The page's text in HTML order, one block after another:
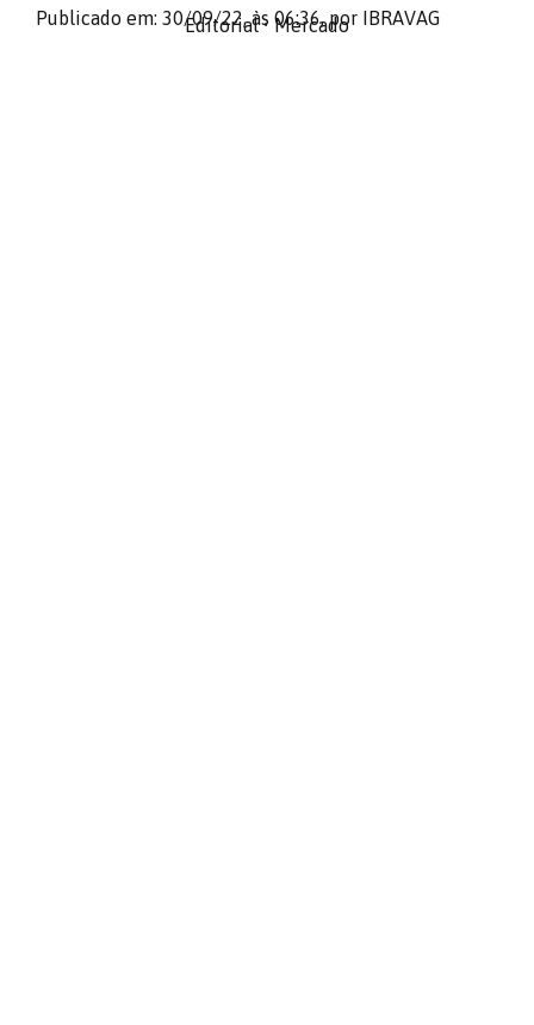
Publicado em: 30/09/22,às 06:36,por IBRAVAG
Editorial• Mercado